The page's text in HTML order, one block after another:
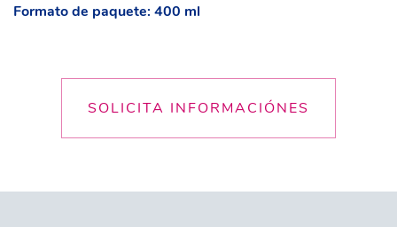
Formato de paquete: 400 ml
SOLICITA INFORMACIÓNES